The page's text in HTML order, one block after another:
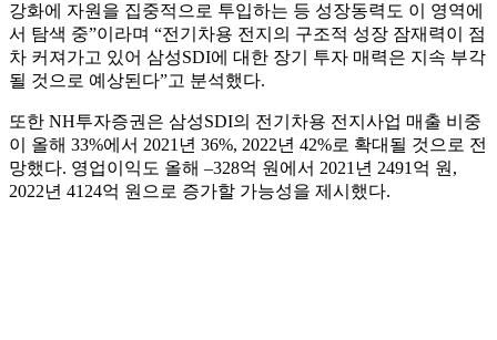
강화에 자원을 집중적으로 투입하는 등 성장동력도 이 영역에
서 탐색 중”이라며 “전기차용 전지의 구조적 성장 잠재력이 점
차 커져가고 있어 삼성SDI에 대한 장기 투자 매력은 지속 부각
될 것으로 예상된다”고 분석했다.
또한 NH투자증권은 삼성SDI의 전기차용 전지사업 매출 비중
이 올해 33%에서 2021년 36%, 2022년 42%로 확대될 것으로 전
망했다. 영업이익도 올해 –328억 원에서 2021년 2491억 원,
2022년 4124억 원으로 증가할 가능성을 제시했다.